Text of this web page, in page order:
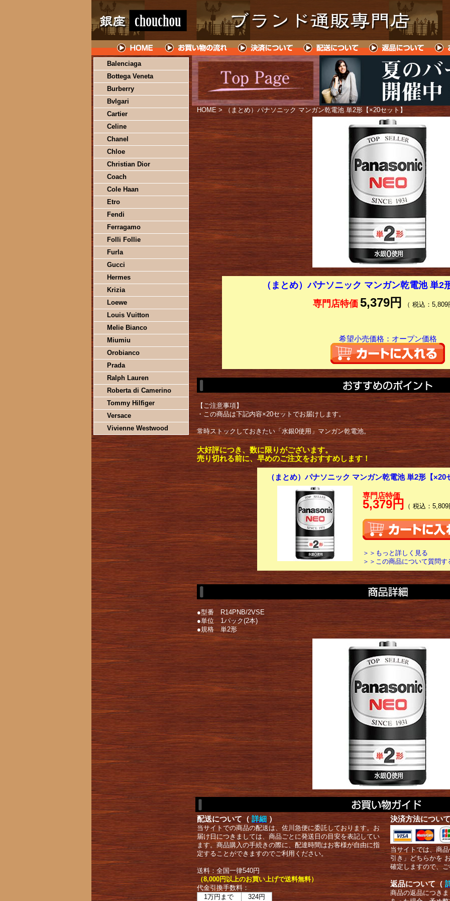
Balenciaga
Bottega Veneta
Burberry
Bvlgari
Cartier
Celine
Chanel
Chloe
Christian Dior
Coach
Cole Haan
Etro
Fendi
Ferragamo
Folli Follie
Furla
Gucci
Hermes
Krizia
Loewe
Louis Vuitton
Melie Bianco
Miumiu
Orobianco
Prada
Ralph Lauren
Roberta di Camerino
Tommy Hilfiger
Versace
Vivienne Westwood
HOME > （まとめ）パナソニック マンガン乾電池 単2形【×20セット】
（まとめ）パナソニック マンガン乾電池 単2
専門店特価 5,379円 （ 税込：
希望小売価格：オープン価格
【ご注意事項】
・この商品は下記内容×20セットでお届けします。
常時ストックしておきたい「水銀0使用」マンガン乾電池。
大好評につき、数に限りがございます。
売り切れる前に、早めのご注文をおすすめします！
（まとめ）パナソニック マンガン乾電池 単2形【×20
専門店特価
5,379円 （ 税込：
＞＞もっと詳しく見る
＞＞この商品について質問す
●型番 R14PNB/2VSE
●単位 1パック(2本)
●規格 単2形
配送について（ 詳細 ）
当サイトでの商品の配送は、佐川急便に委託しております。お
届け日につきましては、商品ごとに発送日の目安を表記してい
ます。商品購入の手続きの際に、配達時間はお客様が自由に指
定することができますのでご利用ください。
送料：全国一律540円
（8,000円以上のお買い上げで送料無料）
代金引換手数料：
1万円まで
324円
決済方法につい
当サイトでは、商
引き」どちらかを
確定しますので、
返品について（
商品の返品につき